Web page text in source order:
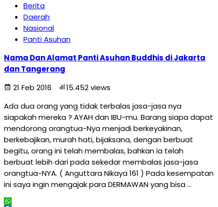
Berita
Daerah
Nasional
Panti Asuhan
Nama Dan Alamat Panti Asuhan Buddhis di Jakarta
dan Tangerang
21 Feb 2016
15.452 views
Ada dua orang yang tidak terbalas jasa-jasa nya
siapakah mereka ? AYAH dan IBU-mu. Barang siapa dapat
mendorong orangtua-Nya menjadi berkeyakinan,
berkebajikan, murah hati, bijaksana, dengan berbuat
begitu, orang ini telah membalas, bahkan ia telah
berbuat lebih dari pada sekedar membalas jasa-jasa
orangtua-NYA. ( Anguttara Nikaya 161 ) Pada kesempatan
ini saya ingin mengajak para DERMAWAN yang bisa …